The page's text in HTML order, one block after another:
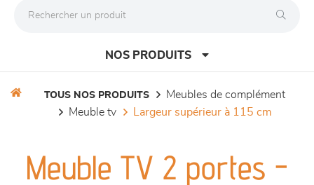
NOS PRODUITS
séjours
TOUS NOS PRODUITS
meubles de complément
meuble tv
largeur supérieur à 115 cm
Meuble TV 2 portes -